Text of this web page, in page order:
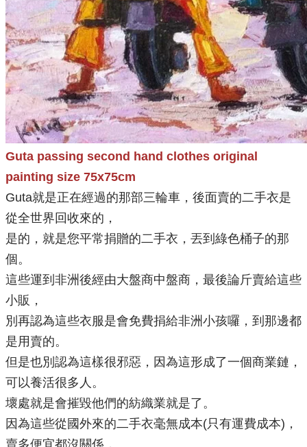
Guta passing second hand clothes original
painting size 75x75cm
Guta就是正在經過的那部三輪車，後面賣的二手衣是
從全世界回收來的，
是的，就是您平常捐贈的二手衣，丟到綠色桶子的那
個。
這些運到非洲後經由大盤商中盤商，最後論斤賣給這些
小販，
別再認為這些衣服是會免費捐給非洲小孩囉，到那邊都
是用賣的。
但是也別認為這樣很邪惡，因為這形成了一個商業鏈，
可以養活很多人。
壞處就是會摧毀他們的紡織業就是了。
因為這些從國外來的二手衣毫無成本(只有運費成本)，
賣多便宜都沒關係，